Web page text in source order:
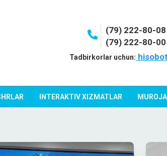
(79) 222-80-08
(79) 222-80-00
Tadbirkorlar uchun:
INTERAKTIV XIZMATLAR